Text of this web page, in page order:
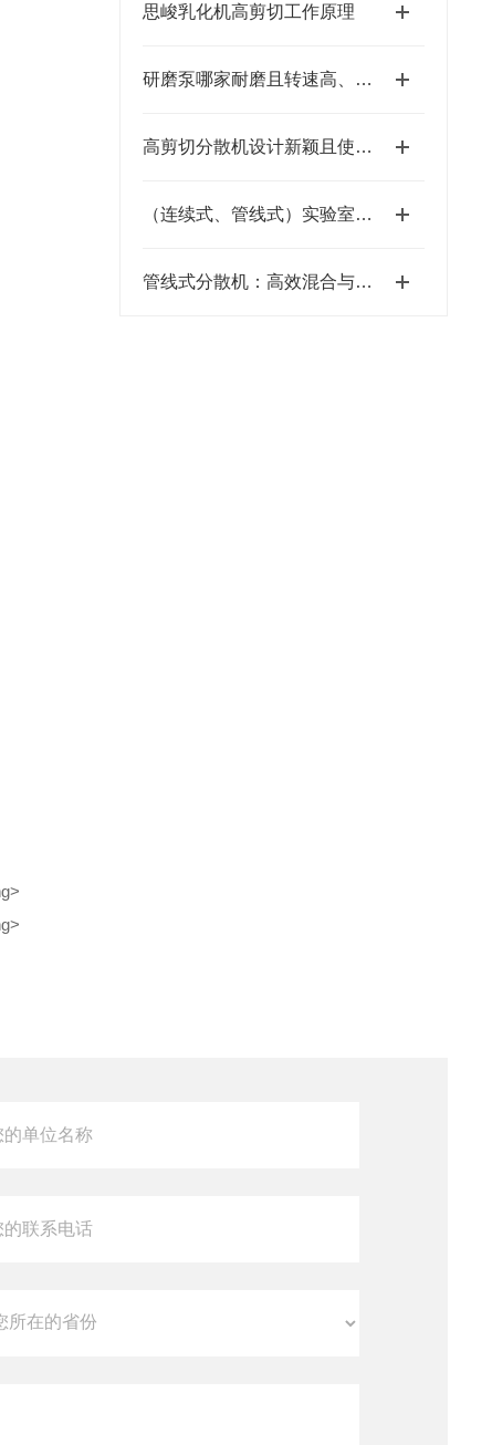
思峻乳化机高剪切工作原理
研磨泵哪家耐磨且转速高、粒径小、间隙小、精度高、线速度高、剪切力强：江苏思峻为行业解题(附FAQ常见问题解答)
高剪切分散机设计新颖且使用安全
（连续式、管线式）实验室乳化机哪家技术强？深入解析江苏思峻的高剪切与纳米级分散秘诀
管线式分散机：高效混合与精细分散的工业利器